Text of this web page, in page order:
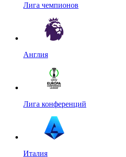
Лига чемпионов
Англия
Лига конференций
Италия